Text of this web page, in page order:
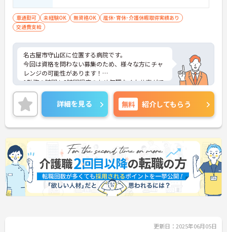
車通勤可 未経験OK 無資格OK
産休･育休･介護休暇取得実績あり
交通費支給
名古屋市守山区に位置する病院です。
今回は資格を問わない募集のため、様々な方にチャ
レンジの可能性があります！
1勤務の時間も3時間程度のため無理なくお仕事がで
きます♪週1日～5日と柔軟に働くことができます。
ご興味をお持ちの方には詳細の情報や面接のポイン
トをお伝えしますのでお気軽にお問い合わせくださ
いませ。
詳細を見る 無料 紹介してもらう
更新日：2025年06月05日